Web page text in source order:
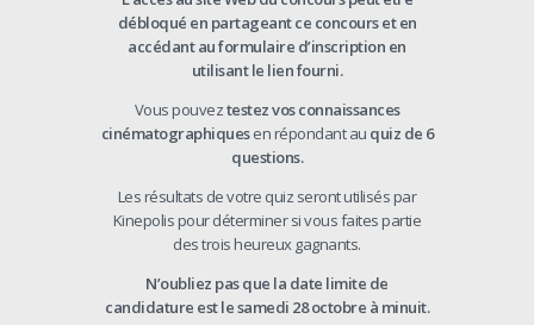
débloqué en partageantce concourset en
accédant auformulaire d’inscription en
utilisant le lienfourni.
Vous pouveztestezvosconnaissances
cinématographiquesenrépondant au quiz de 6
questions.
Lesrésultats devotre quiz serontutiliséspar
Kinepolispourdéterminer sivousfaitespartie
destroisheureux gagnants.
N’oubliez pasque la date limite de
candidature estlesamedi 28 octobre à minuit.